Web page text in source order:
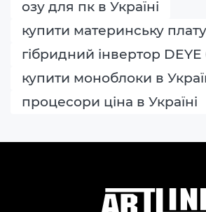
озу для пк в Україні
купити материнську плату
гібридний інвертор DEYE
купити моноблоки в
процесори ціна в Україні